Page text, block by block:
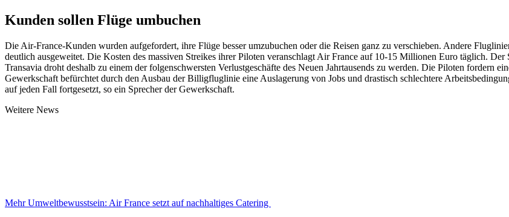
Kunden sollen Flüge umbuchen
Die Air-France-Kunden wurden aufgefordert, ihre Flüge besser umzubuchen oder die Reisen ganz zu verschieben. Andere
deutlich ausgeweitet. Die Kosten des massiven Streikes ihrer Piloten veranschlagt Air France auf 10-15 Millionen Euro täglich.
Transavia droht deshalb zu einem der folgenschwersten Verlustgeschäfte des Neuen Jahrtausends zu werden. Die Piloten fordern
Gewerkschaft befürchtet durch den Ausbau der Billigfluglinie eine Auslagerung von Jobs und drastisch schlechtere
auf jeden Fall fortgesetzt, so ein Sprecher der Gewerkschaft.
Weitere News
Mehr Umweltbewusstsein: Air France setzt auf nachhaltiges Catering